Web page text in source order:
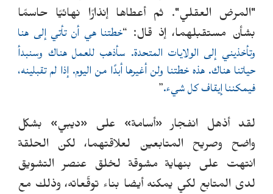
"المرض العقلي". ثم أعطاها إنذارًا نهائيًا حاسمًا
بشأن مستقبلهما، إذ قال: “خطتنا هي أن تأتي إلى هنا
وتأخذيني إلى الولايات المتحدة. سأذهب للعمل هناك وسنبدأ
حياتنا هناك. هذه خطتنا ولن أغيرها أبدًا من اليوم. إذا لم تقبلينه،
فيمكننا إيقافكل شيء.
”
لقد أذهل انفجار«أسامة» على «ديبي» بشكل
واضح وصريح المتابعين لعلاقتهما، لكن الحلقة
انتهت على بنهاية مشوقة لخلق عنصر التشويق
لدى المتابع لكي يمكنه أيضا بناء توقّعاته، وذلك مع